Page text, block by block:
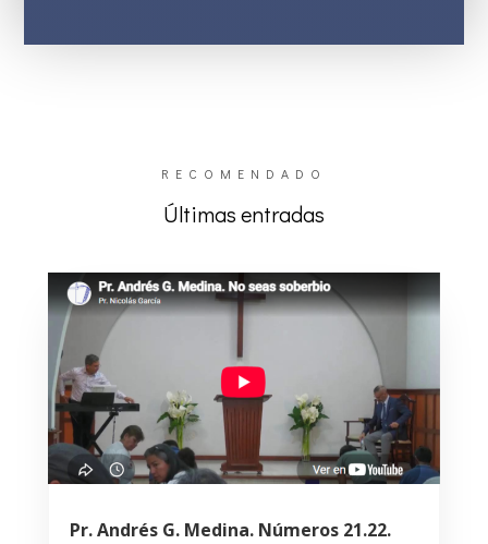
RECOMENDADO
Últimas entradas
Pr. Andrés G. Medina. Números 21.22.